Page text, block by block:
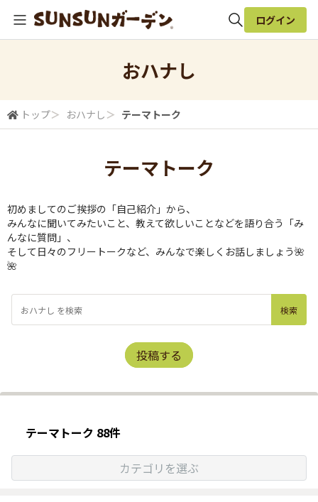
ログイン
おハナし
トップ＞ おハナし ＞ テーマトーク
テーマトーク
初めましてのご挨拶の「自己紹介」から、
みんなに聞いてみたいこと、教えて欲しいことなどを語り合う「み
んなに質問」、
そして日々のフリートークなど、みんなで楽しくお話しましょう🌺
🌺
投稿する
テーマトーク 88件
カテゴリを選ぶ